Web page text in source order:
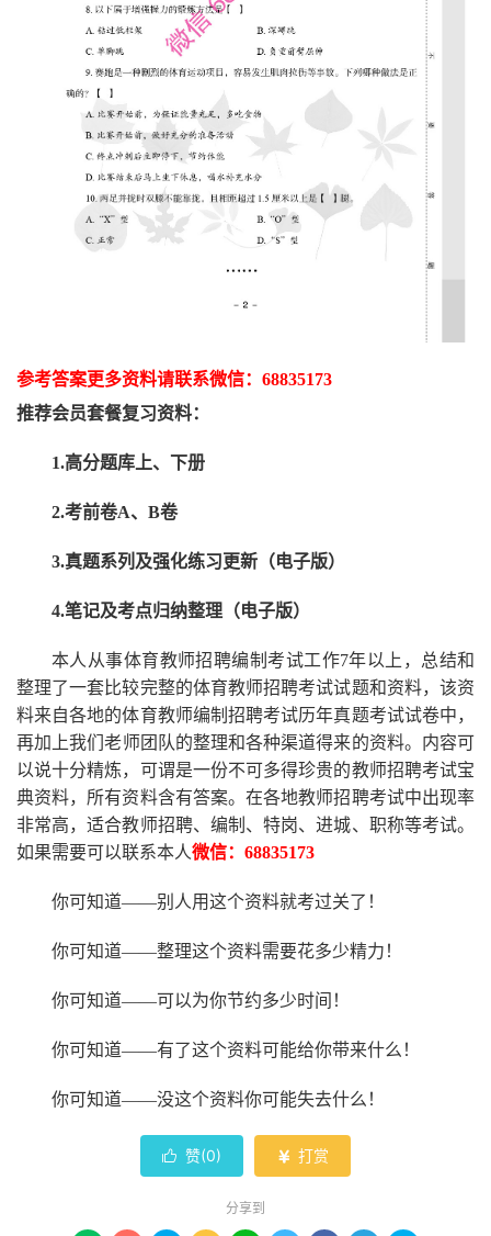
参考答案更多资料请联系微信： 68835173
推荐会员套餐复习资料：
1.高分题库上、下册
2.考前卷A、B卷
3.真题系列及强化练习更新（电子版）
4.笔记及考点归纳整理（电子版）
本人从事体育教师招聘编制考试工作7年以上，总结和
整理了一套比较完整的体育教师招聘考试试题和资料，该资
料来自各地的体育教师编制招聘考试历年真题考试试卷中，
再加上我们老师 团队的整理和各种渠道得来的资料。内容可
以说十分精炼，可谓是一份不可多得珍贵的教师招聘考试宝
典资料，所有资料含有答案。在各地教师招聘考试中出现率
非常高，适合教师招聘、编制、特岗、进城、职称等考试。
如果需要可以联系本人微信： 68835173
你可知道——别人用这个资料就考过关了！
你可知道——整理这个资料需要花多少精力 ！
你可知道——可以为你节约多少时间！
你可知道——有了这个资料可能给你带来什么！
你可知道——没这个资料你可能失去什么 ！
 赞(0)  打赏
分享到